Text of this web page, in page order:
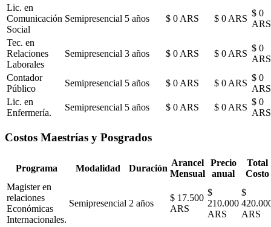
Lic. en
Comunicación
Social
Semipresencial 5 años $ 0 ARS $ 0 ARS
$ 0
ARS
Tec. en
Relaciones
Laborales
Semipresencial 3 años $ 0 ARS $ 0 ARS
$ 0
ARS
Contador
Público
Semipresencial 5 años $ 0 ARS $ 0 ARS
$ 0
ARS
Lic. en
Enfermería.
Semipresencial 5 años $ 0 ARS $ 0 ARS
$ 0
ARS
Costos Maestrías y Posgrados
Programa Modalidad Duración
Arancel
Mensual
Precio
anual
Total
Costo
Magister en
relaciones
Económicas
Internacionales.
Semipresencial 2 años
$ 17.500
ARS
$
210.000
ARS
$
ARS